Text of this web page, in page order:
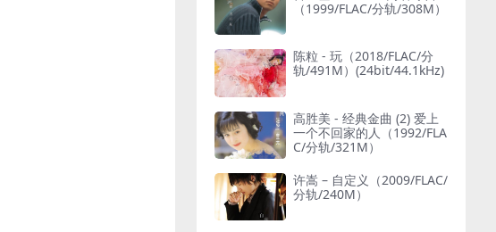
（1999/FLAC/分轨/308M）
陈粒 - 玩（2018/FLAC/分
轨/491M）(24bit/44.1kHz)
高胜美 - 经典金曲 (2) 爱上
一个不回家的人（1992/FLA
C/分轨/321M）
许嵩 – 自定义（2009/FLAC/
分轨/240M）